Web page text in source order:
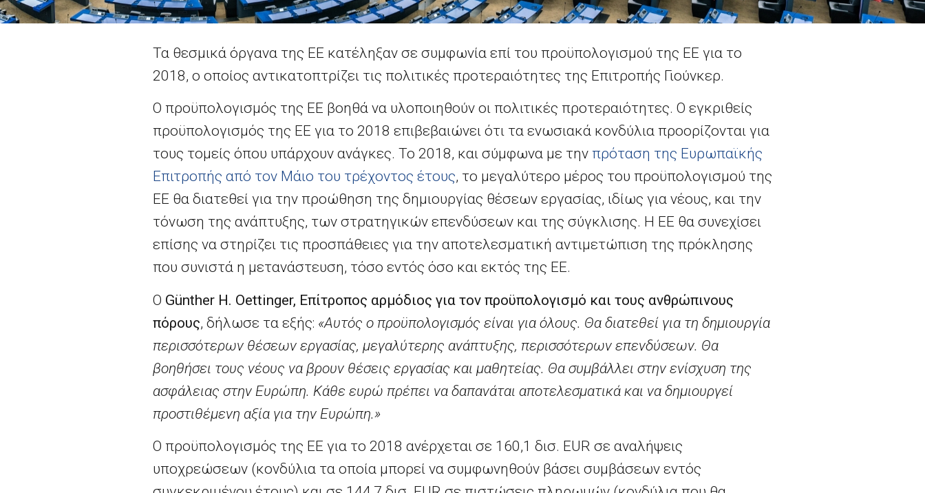
Τα θεσμικά όργανα της ΕΕ κατέληξαν σε συμφωνία επί του προϋπολογισμού της ΕΕ για το
2018, ο οποίος αντικατοπτρίζει τις πολιτικές προτεραιότητες της Επιτροπής Γιούνκερ.
Ο προϋπολογισμός της ΕΕ βοηθά να υλοποιηθούν οι πολιτικές προτεραιότητες. Ο εγκριθείς
προϋπολογισμός της ΕΕ για το 2018 επιβεβαιώνει ότι τα ενωσιακά κονδύλια προορίζονται για
τους τομείς όπου υπάρχουν ανάγκες. Το 2018, και σύμφωνα με την πρόταση της Ευρωπαϊκής
Επιτροπής από τον Μάιο του τρέχοντος έτους, το μεγαλύτερο μέρος του προϋπολογισμού της
ΕΕ θα διατεθεί για την προώθηση της δημιουργίας θέσεων εργασίας, ιδίως για νέους, και την
τόνωση της ανάπτυξης, των στρατηγικών επενδύσεων και της σύγκλισης. Η ΕΕ θα συνεχίσει
επίσης να στηρίζει τις προσπάθειες για την αποτελεσματική αντιμετώπιση της πρόκλησης
που συνιστά η μετανάστευση, τόσο εντός όσο και εκτός της ΕΕ.
Ο Günther H. Oettinger, Επίτροπος αρμόδιος για τον προϋπολογισμό και τους ανθρώπινους
πόρους, δήλωσε τα εξής: «Αυτός ο προϋπολογισμός είναι για όλους. Θα διατεθεί για τη δημιουργία
περισσότερων θέσεων εργασίας, μεγαλύτερης ανάπτυξης, περισσότερων επενδύσεων. Θα
βοηθήσει τους νέους να βρουν θέσεις εργασίας και μαθητείας. Θα συμβάλλει στην ενίσχυση της
ασφάλειας στην Ευρώπη. Κάθε ευρώ πρέπει να δαπανάται αποτελεσματικά και να δημιουργεί
προστιθέμενη αξία για την Ευρώπη.»
Ο προϋπολογισμός της ΕΕ για το 2018 ανέρχεται σε 160,1 δισ. EUR σε αναλήψεις
υποχρεώσεων (κονδύλια τα οποία μπορεί να συμφωνηθούν βάσει συμβάσεων εντός